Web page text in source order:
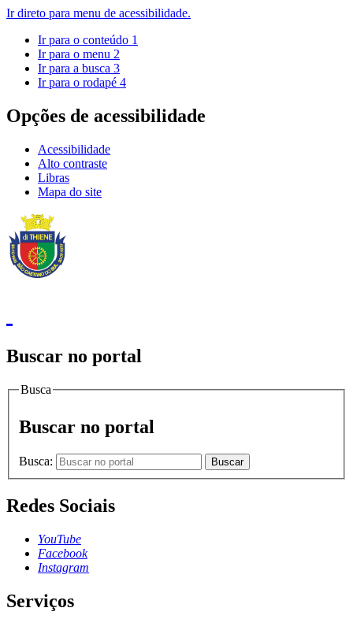
Ir direto para menu de acessibilidade.
Ir para o conteúdo 1
Ir para o menu 2
Ir para a busca 3
Ir para o rodapé 4
Opções de acessibilidade
Acessibilidade
Alto contraste
Libras
Mapa do site
Buscar no portal
Busca
Buscar no portal
Busca: Buscar
Redes Sociais
YouTube
Facebook
Instagram
Serviços